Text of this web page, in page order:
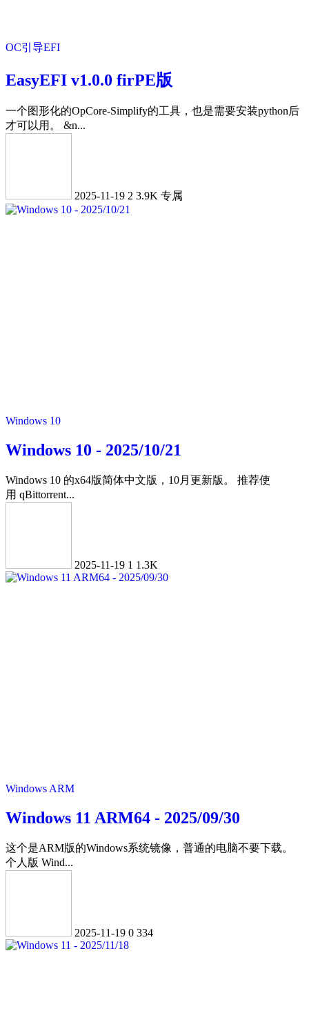
OC引导EFI
EasyEFI v1.0.0 firPE版
一个图形化的OpCore-Simplify的工具，也是需要安装python后
才可以用。 &n...
2025-11-19 2 3.9K 专属
Windows 10
Windows 10 - 2025/10/21
Windows 10 的x64版简体中文版，10月更新版。 推荐使
用 qBittorrent...
2025-11-19 1 1.3K
Windows ARM
Windows 11 ARM64 - 2025/09/30
这个是ARM版的Windows系统镜像，普通的电脑不要下载。
个人版 Wind...
2025-11-19 0 334